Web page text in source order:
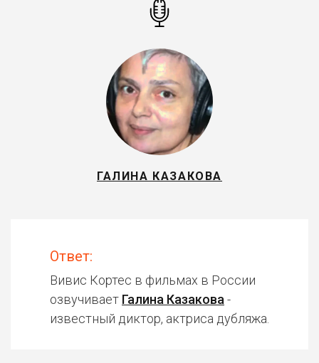
ГАЛИНА КАЗАКОВА
Ответ:
Вивис Кортес в фильмах в России
озвучивает Галина Казакова -
известный диктор, актриса дубляжа.